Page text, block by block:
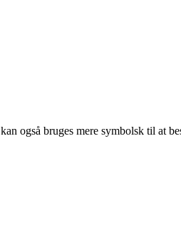
også bruges mere symbolsk til at